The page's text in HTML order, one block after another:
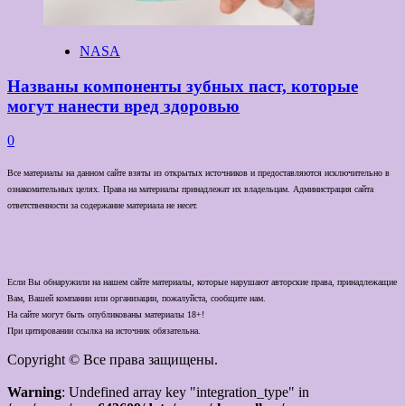
NASA
Названы компоненты зубных паст, которые
могут нанести вред здоровью
0
Все материалы на данном сайте взяты из открытых источников и предоставляются исключительно в
ознакомительных целях. Права на материалы принадлежат их владельцам. Администрация сайта
ответственности за содержание материала не несет.
Если Вы обнаружили на нашем сайте материалы, которые нарушают авторские права, принадлежащие
Вам, Вашей компании или организации, пожалуйста, сообщите нам.
На сайте могут быть опубликованы материалы 18+!
При цитировании ссылка на источник обязательна.
Copyright © Все права защищены.
Warning: Undefined array key "integration_type" in